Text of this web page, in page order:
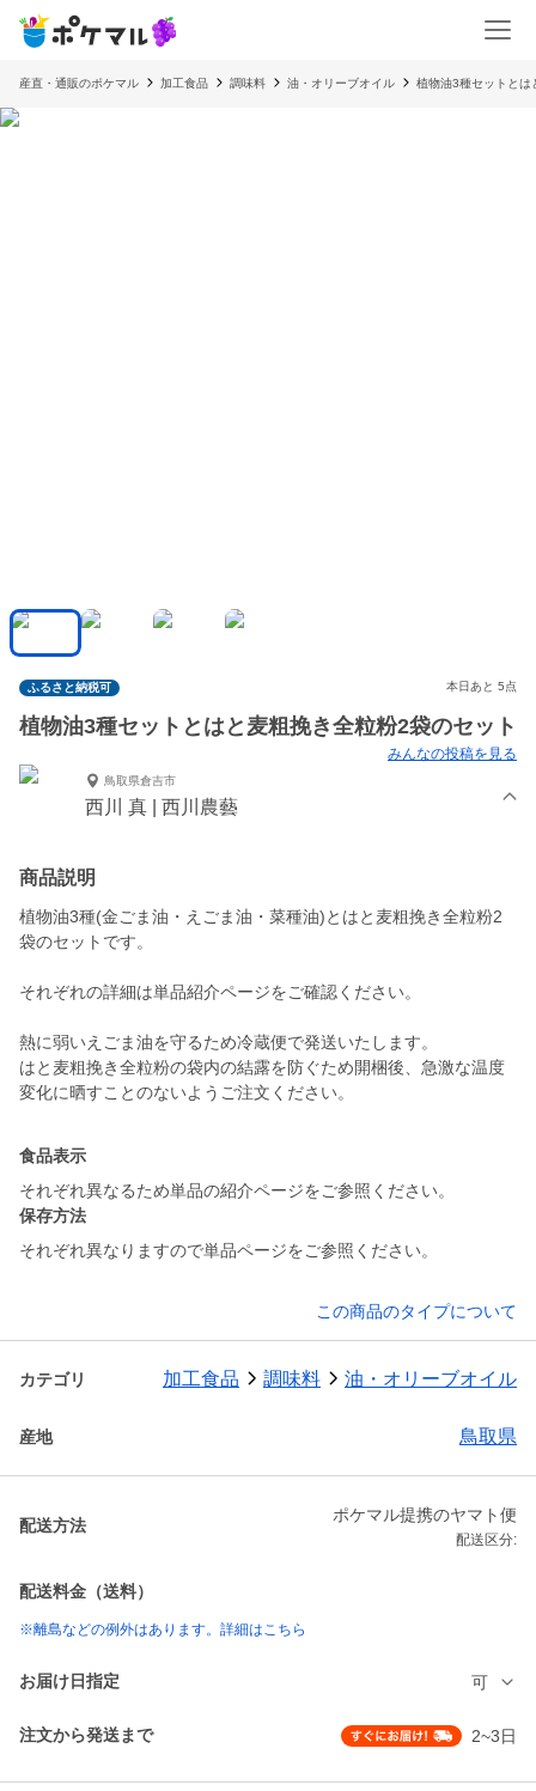
産直・通販のポケマル 加工食品 調味料 油・オリーブオイル 植物油3種セットとは
ふるさと納税可 本日あと 5点
植物油3種セットとはと麦粗挽き全粒粉2袋のセット
みんなの投稿を見る
鳥取県倉吉市
西川 真 | 西川農藝
商品説明
植物油3種(金ごま油・えごま油・菜種油)とはと麦粗挽き全粒粉2
袋のセットです。
それぞれの詳細は単品紹介ページをご確認ください。
熱に弱いえごま油を守るため冷蔵便で発送いたします。
はと麦粗挽き全粒粉の袋内の結露を防ぐため開梱後、急激な温度
変化に晒すことのないようご注文ください。
食品表示
それぞれ異なるため単品の紹介ページをご参照ください。
保存方法
それぞれ異なりますので単品ページをご参照ください。
この商品のタイプについて
カテゴリ 加工食品 調味料 油・オリーブオイル
産地 鳥取県
配送方法
ポケマル提携のヤマト便
配送区分:
配送料金（送料）
※離島などの例外はあります。詳細はこちら
お届け日指定 可
注文から発送まで 2~3日